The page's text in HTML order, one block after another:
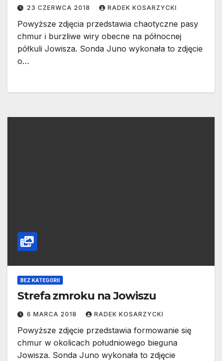
23 CZERWCA 2018 RADEK KOSARZYCKI
Powyższe zdjęcia przedstawia chaotyczne pasy
chmur i burzliwe wiry obecne na północnej
półkuli Jowisza. Sonda Juno wykonała to zdjęcie
o…
BEZ KATEGORII
Strefa zmroku na Jowiszu
6 MARCA 2018 RADEK KOSARZYCKI
Powyższe zdjęcie przedstawia formowanie się
chmur w okolicach południowego bieguna
Jowisza. Sonda Juno wykonała to zdjęcie